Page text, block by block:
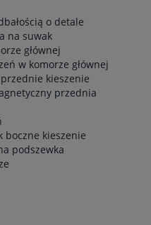
o detale
na suwak
głównej
w komorze głównej
kieszenie
przednia
boczne kieszenie
podszewka